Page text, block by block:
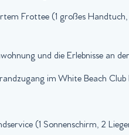
Frottee (1 großes
und die Erlebnisse an
im White Beach
(1 Sonnenschirm, 2